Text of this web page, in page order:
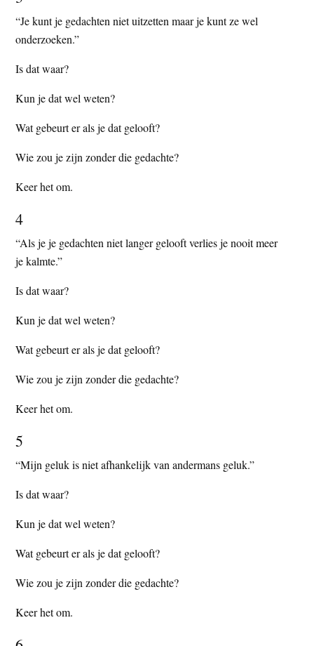
“Je kunt je gedachten niet uitzetten maar je kunt ze wel
onderzoeken.”
Is dat waar?
Kun je dat wel weten?
Wat gebeurt er als je dat gelooft?
Wie zou je zijn zonder die gedachte?
Keer het om.
4
“Als je je gedachten niet langer gelooft verlies je nooit meer
je kalmte.”
Is dat waar?
Kun je dat wel weten?
Wat gebeurt er als je dat gelooft?
Wie zou je zijn zonder die gedachte?
Keer het om.
5
“Mijn geluk is niet afhankelijk van andermans geluk.”
Is dat waar?
Kun je dat wel weten?
Wat gebeurt er als je dat gelooft?
Wie zou je zijn zonder die gedachte?
Keer het om.